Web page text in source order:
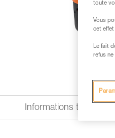
Informations techniques
toute
Vous
cet effet
Le fait
refus ne